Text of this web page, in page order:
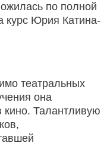
по полной
курс Юрия Катина-
театральных
она
Талантливую